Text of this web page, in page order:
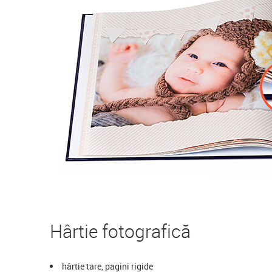
Hârtie fotografică
hârtie tare, pagini rigide